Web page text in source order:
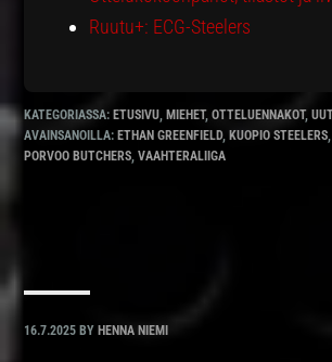
Ruutu+: ECG-Steelers
KATEGORIASSA: ETUSIVU, MIEHET,OTTELUENNAKOT,
AVAINSANOILLA: ETHAN GREENFIELD, KUOPIO STEELERS
PORVOO BUTCHERS,VAAHTERALIIGA
16.7.2025 BY HENNA NIEMI